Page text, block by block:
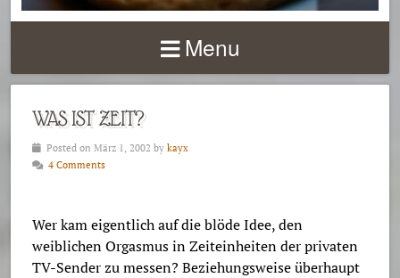
Menu
WAS IST ZEIT?
Posted on März 1, 2002 by kayx
4 Comments
Wer kam eigentlich auf die blöde Idee, den
weiblichen Orgasmus in Zeiteinheiten der privaten
TV-Sender zu messen? Beziehungsweise überhaupt